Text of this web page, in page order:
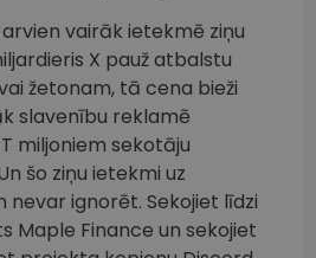
vairāk ietekmē ziņu
X pauž atbalstu
žetonam, tā cena bieži
slavenību reklamē
miljoniem sekotāju
šo ziņu ietekmi uz
ignorēt. Sekojiet līdzi
Maple Finance un sekojiet